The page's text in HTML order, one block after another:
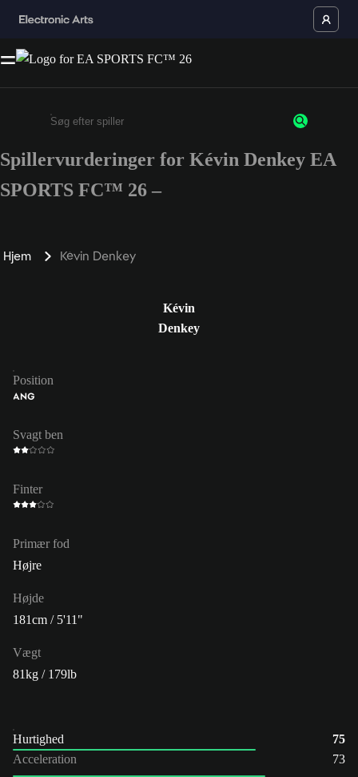
Enter a minimum of 3 characters or numbers
Spillervurderinger for Kévin Denkey EA
SPORTS FC™ 26 –
Hjem Kévin Denkey
Kévin
Denkey
Position
ANG
Svagt ben
Finter
Primær fod
Højre
Højde
181cm / 5'11"
Vægt
81kg / 179lb
Hurtighed
75
Acceleration
73